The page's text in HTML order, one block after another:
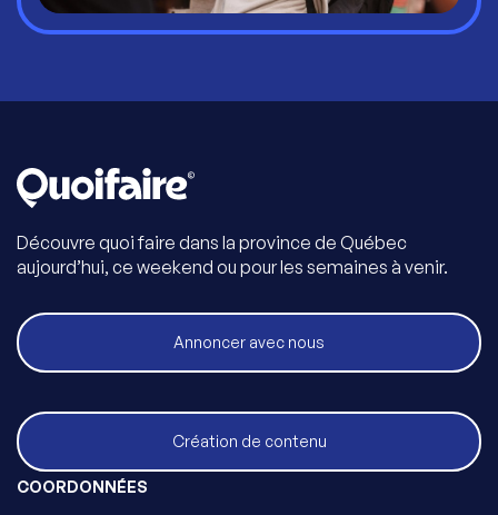
Découvre quoi faire dans la province de Québec
aujourd’hui, ce weekend ou pour les semaines à venir.
Annoncer avec nous
Création de contenu
COORDONNÉES